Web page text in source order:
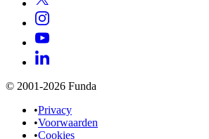
© 2001-2026 Funda
•Privacy
•Voorwaarden
•Cookies